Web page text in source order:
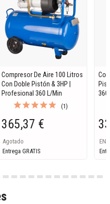
Compresor De Aire 100 Litros
Con Doble Pistón & 3HP |
Profesional 360 L/Min
(1)
365,37 €
Agotado
Entrega GRATIS
360
EN